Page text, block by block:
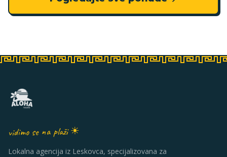
vidimo se na plaži ☀
Lokalna agencija iz Leskovca, specijalizovana za